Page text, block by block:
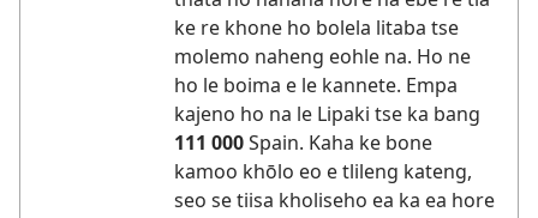
ke re khone ho bolela litaba tse
molemo naheng eohle na. Ho ne
ho le boima e le kannete. Empa
kajeno ho na le Lipaki tse ka bang
111 000Spain. Kaha ke bone
kamoo khōlo eo e tlileng kateng,
seo se tiisa kholiseho ea ka ea hore